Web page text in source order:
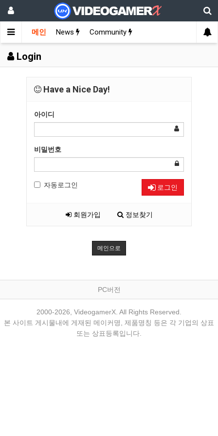
메인 News Community
Login
Have a Nice Day!
아이디
비밀번호
자동로그인 로그인
회원가입 정보찾기
메인으로
PC버전
2000-2026, VideogamerX. All Rights Reserved.
본 사이트 게시물내에 게재된 메이커명, 제품명칭 등은 각 기업의 상표
또는 상표등록입니다.